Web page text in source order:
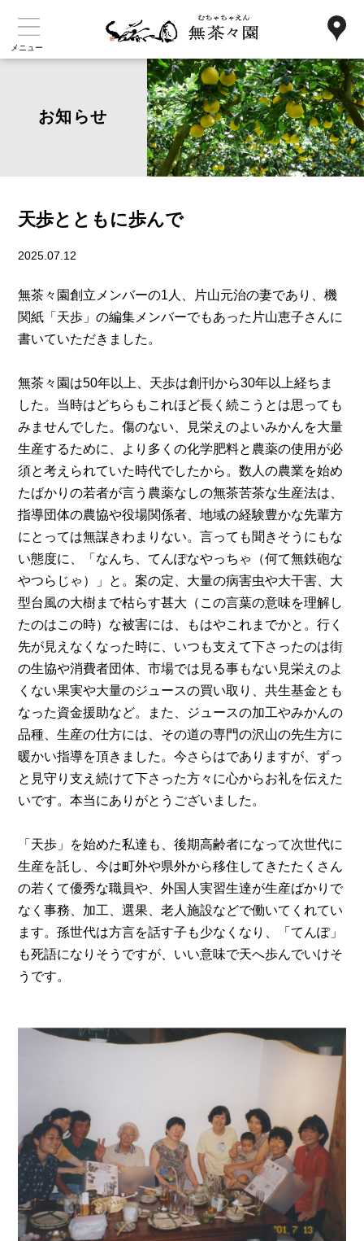
メニュー
お知らせ
天歩とともに歩んで
2025.07.12
無茶々園創立メンバーの1人、片山元治の妻であり、機
関紙「天歩」の編集メンバーでもあった片山恵子さんに
書いていただきました。
無茶々園は50年以上、天歩は創刊から30年以上経ちま
した。当時はどちらもこれほど長く続こうとは思っても
みませんでした。傷のない、見栄えのよいみかんを大量
生産するために、より多くの化学肥料と農薬の使用が必
須と考えられていた時代でしたから。数人の農業を始め
たばかりの若者が言う農薬なしの無茶苦茶な生産法は、
指導団体の農協や役場関係者、地域の経験豊かな先輩方
にとっては無謀きわまりない。言っても聞きそうにもな
い態度に、「なんち、てんぽなやっちゃ（何て無鉄砲な
やつらじゃ）」と。案の定、大量の病害虫や大干害、大
型台風の大樹まで枯らす甚大（この言葉の意味を理解し
たのはこの時）な被害には、もはやこれまでかと。行く
先が見えなくなった時に、いつも支えて下さったのは街
の生協や消費者団体、市場では見る事もない見栄えのよ
くない果実や大量のジュースの買い取り、共生基金とも
なった資金援助など。また、ジュースの加工やみかんの
品種、生産の仕方には、その道の専門の沢山の先生方に
暖かい指導を頂きました。今さらはでありますが、ずっ
と見守り支え続けて下さった方々に心からお礼を伝えた
いです。本当にありがとうございました。
「天歩」を始めた私達も、後期高齢者になって次世代に
生産を託し、今は町外や県外から移住してきたたくさん
の若くて優秀な職員や、外国人実習生達が生産ばかりで
なく事務、加工、選果、老人施設などで働いてくれてい
ます。孫世代は方言を話す子も少なくなり、「てんぽ」
も死語になりそうですが、いい意味で天へ歩んでいけそ
うです。